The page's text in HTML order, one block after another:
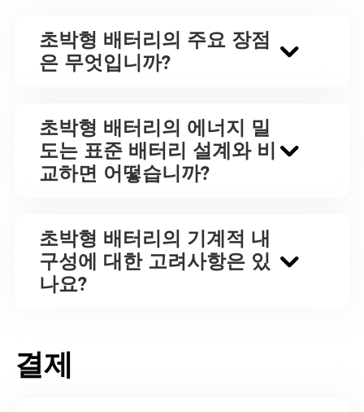
초박형 배터리의 주요 장점
은 무엇입니까?
초박형 배터리의 에너지 밀
도는 표준 배터리 설계와 비
교하면 어떻습니까?
초박형 배터리의 기계적 내
구성에 대한 고려사항은 있
나요?
결제